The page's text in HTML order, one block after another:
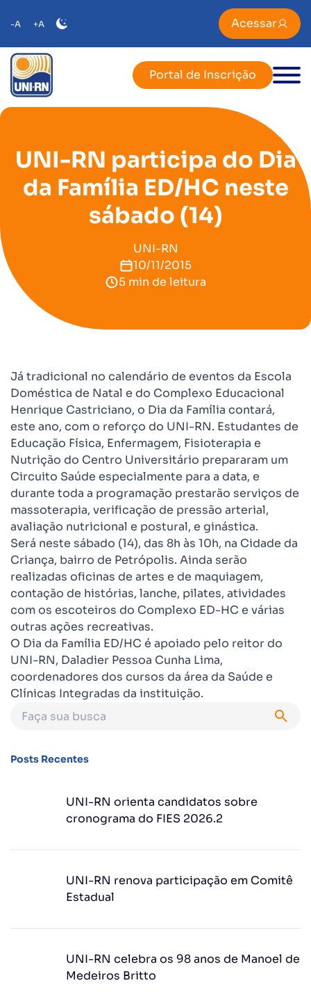
-A +A Acessar
Portal de Inscrição
UNI-RN participa do Dia
da Família ED/HC neste
sábado (14)
UNI-RN
10/11/2015
5 min de leitura
Já tradicional no calendário de eventos da Escola
Doméstica de Natal e do Complexo Educacional
Henrique Castriciano, o Dia da Família contará,
este ano, com o reforço do UNI-RN. Estudantes de
Educação Física, Enfermagem, Fisioterapia e
Nutrição do Centro Universitário prepararam um
Circuito Saúde especialmente para a data, e
durante toda a programação prestarão serviços de
massoterapia, verificação de pressão arterial,
avaliação nutricional e postural, e ginástica.
Será neste sábado (14), das 8h às 10h, na Cidade da
Criança, bairro de Petrópolis. Ainda serão
realizadas oficinas de artes e de maquiagem,
contação de histórias, lanche, pilates, atividades
com os escoteiros do Complexo ED-HC e várias
outras ações recreativas.
O Dia da Família ED/HC é apoiado pelo reitor do
UNI-RN, Daladier Pessoa Cunha Lima,
coordenadores dos cursos da área da Saúde e
Clínicas Integradas da instituição.
Posts Recentes
UNI-RN orienta candidatos sobre
cronograma do FIES 2026.2
UNI-RN renova participação em Comitê
Estadual
UNI-RN celebra os 98 anos de Manoel de
Medeiros Britto